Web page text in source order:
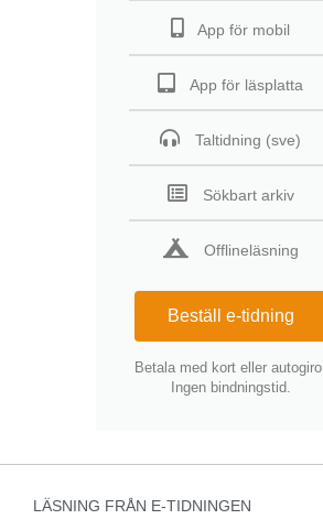
App för mobil
App för läsplatta
Taltidning (sve)
Sökbart arkiv
Offlineläsning
Beställ e-tidning
Betala med kort eller autogiro.
Ingen bindningstid.
LÄSNING FRÅN E-TIDNINGEN